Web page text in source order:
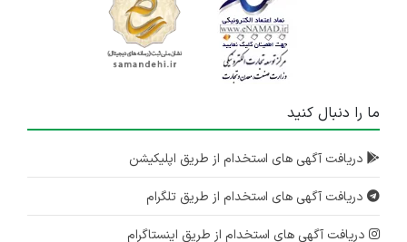
ما را دنبال کنید
دریافت آگهی های استخدام از طریق اپلیکیشن
دریافت آگهی های استخدام از طریق تلگرام
دریافت آگهی های استخدام از طریق اینستاگرام